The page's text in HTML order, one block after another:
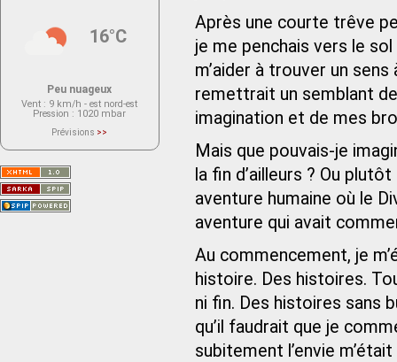
Après une courte trêve
je me penchais vers le
m’aider à trouver un
remettrait un semblant
imagination et de mes
Mais que pouvais-je
la fin d’ailleurs ? Ou
aventure humaine où le
aventure qui avait
Au commencement, je
histoire. Des histoires.
ni fin. Des histoires sans
qu’il faudrait que je
subitement l’envie
16°C
Peu nuageux
Vent : 9 km/h - est nord-est
Pression : 1020 mbar
Prévisions >>
actuellement aucune prévision
Saint-Nom.
Veuillez consulter le message du
service ci-dessous.
(401 - Invalid API key. Please see
https://openweathermap.org/faq#error401